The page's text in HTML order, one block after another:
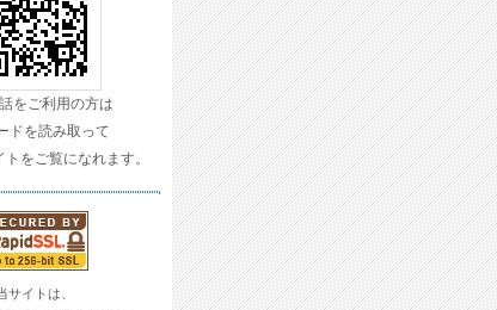
をご利用の方は
ドを読み取って
をご覧になれます。
サイトは、